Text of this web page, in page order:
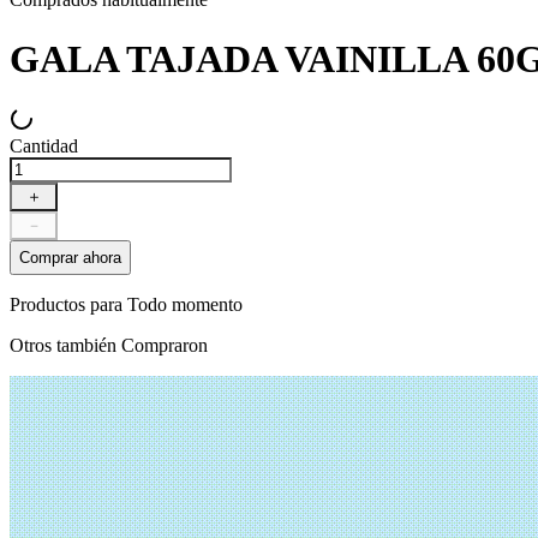
GALA TAJADA VAINILLA
Cantidad
＋
－
Comprar ahora
Productos para Todo momento
Otros también Compraron